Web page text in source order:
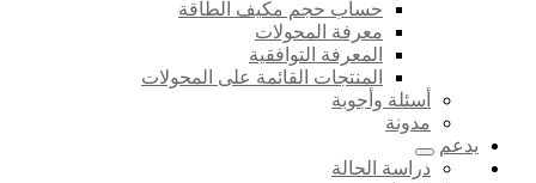
حساب حجم مكيف الطاقة
معرفة المحولات
المعرفة التوافقية
المنتجات القائمة على المحولات
أسئلة وأجوبة
مدونة
يدعم
دراسة الحالة